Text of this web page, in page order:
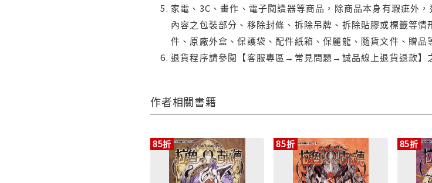
家電、3C、畫作、電子閱讀器等商品，除商品本身有瑕疵外
內容之包裝部分、移除封條、拆除吊牌、拆除貼膠或標籤等
件、原廠外盒、保護袋、配件紙箱、保麗龍、隨貨文件、贈品
退貨程序請參閱【客服專區→常見問題→誠品線上退貨退款】
作者相關書籍
85折 85折 85折